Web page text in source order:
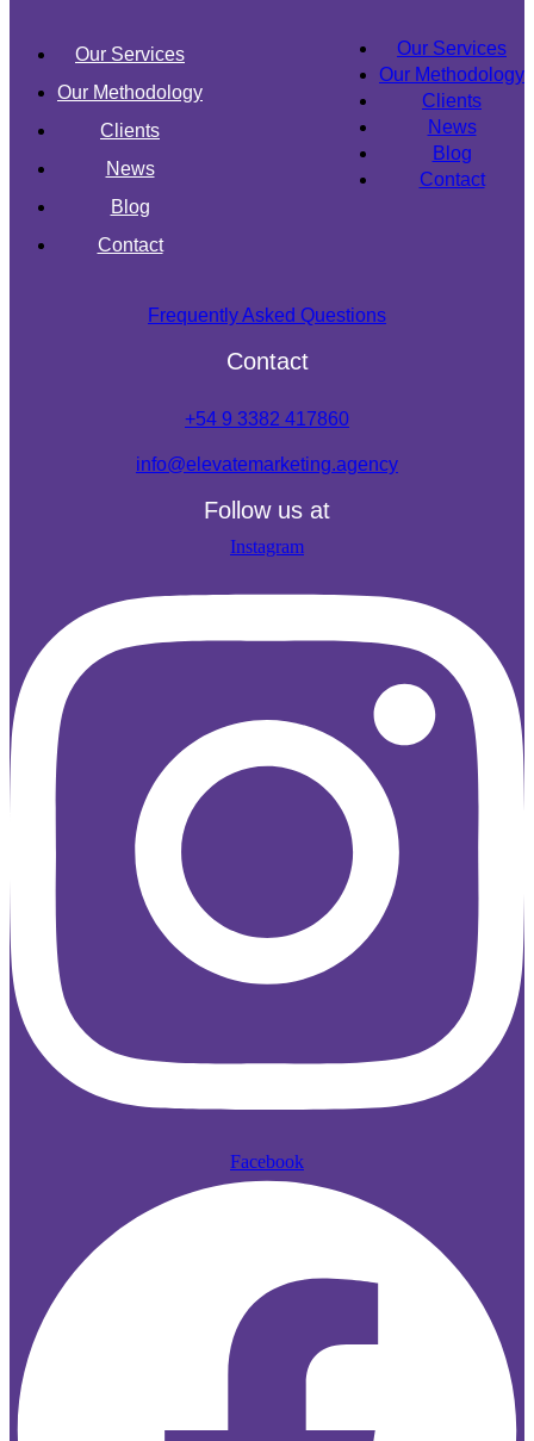
Our Services
Our Methodology
Clients
News
Blog
Contact
Our Services
Our Methodology
Clients
News
Blog
Contact
Frequently Asked Questions
Contact
+54 9 3382 417860
info@elevatemarketing.agency
Follow us at
Instagram
Facebook